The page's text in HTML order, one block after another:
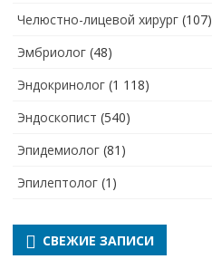
Челюстно-лицевой хирург (107)
Эмбриолог (48)
Эндокринолог (1 118)
Эндоскопист (540)
Эпидемиолог (81)
Эпилептолог (1)
СВЕЖИЕ ЗАПИСИ